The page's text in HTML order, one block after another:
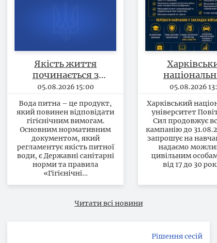
Якість життя
починається з
безпечності питної
05.08.2026 15:00
Вода питна – це продукт,
який повинен відповідати
гігієнічним вимогам.
Основним нормативним
документом, який
регламентує якість питної
води, є Державні санітарні
норми та правила
«Гігієнічні…
продовжує
кампанію
31.08.2026
запрошує
05.08.2026
Харківський
університет
Сил продовжує
кампанію до
запрошує на
надаємо
цивільним
від 17 до 30
Читати всі новини
Рішення сесій